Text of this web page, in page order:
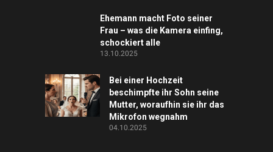
Ehemann macht Foto seiner
Frau – was die Kamera einfing,
schockiert alle
13.10.2025
Bei einer Hochzeit
beschimpfte ihr Sohn seine
Mutter, woraufhin sie ihr das
Mikrofon wegnahm
04.10.2025